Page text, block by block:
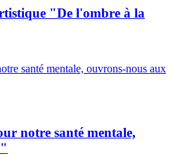
"De l'ombre à la
notre santé mentale,